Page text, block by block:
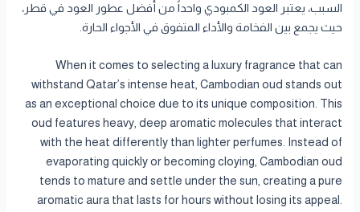
السبب، يعتبر العود الكمبودي واحداً من أفضل عطور العود في قطر،
حيث يجمع بين الفخامة والأداء المتفوق في الأجواء الحارة.
When it comes to selecting a luxury fragrance that can
withstand Qatar’s intense heat, Cambodian oud stands out
as an exceptional choice due to its unique composition. This
oud features heavy, deep aromatic molecules that interact
with the heat differently than lighter perfumes. Instead of
evaporating quickly or becoming cloying, Cambodian oud
tends to mature and settle under the sun, creating a pure
aromatic aura that lasts for hours without losing its appeal.